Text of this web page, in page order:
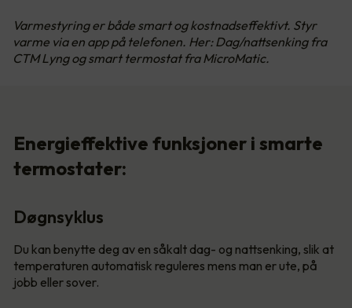
Varmestyring er både smart og kostnadseffektivt. Styr
varme via en app på telefonen. Her: Dag/nattsenking fra
CTM Lyng og smart termostat fra MicroMatic.
Energieffektive funksjoner i smarte
termostater:
Døgnsyklus
Du kan benytte deg av en såkalt dag- og nattsenking, slik at
temperaturen automatisk reguleres mens man er ute, på
jobb eller sover.